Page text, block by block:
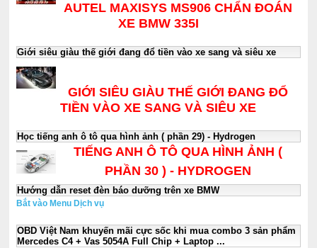
AUTEL MAXISYS MS906 CHẨN ĐOÁN
XE BMW 335I
Giới siêu giàu thế giới đang đổ tiền vào xe sang và siêu xe
GIỚI SIÊU GIÀU THẾ GIỚI ĐANG ĐỔ
TIỀN VÀO XE SANG VÀ SIÊU XE
Học tiếng anh ô tô qua hình ảnh ( phần 29) - Hydrogen
TIẾNG ANH Ô TÔ QUA HÌNH ẢNH (
PHẦN 30 ) - HYDROGEN
Hướng dẫn reset đèn báo dưỡng trên xe BMW
Bắt vào Menu Dịch vụ
OBD Việt Nam khuyến mãi cực sốc khi mua combo 3 sản phẩm
Mercedes C4 + Vas 5054A Full Chip + Laptop ...